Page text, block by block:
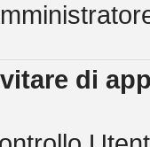
di